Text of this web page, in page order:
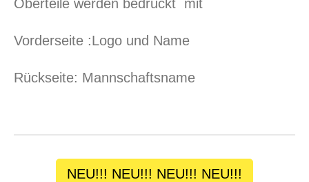
Oberteile werden bedruckt mit
Vorderseite :Logo und Name
Rückseite: Mannschaftsname
NEU!!! NEU!!! NEU!!! NEU!!!